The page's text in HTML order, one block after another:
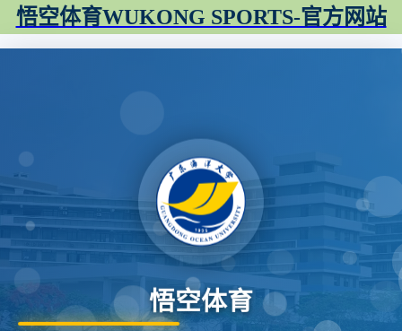
悟空体育WUKONG SPORTS-官方网站
悟空体育